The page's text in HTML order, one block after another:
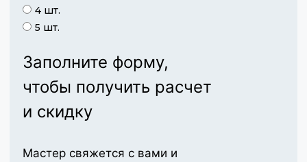
4 шт.
5 шт.
Заполните форму,
чтобы получить расчет
и скидку
Мастер свяжется с вами и